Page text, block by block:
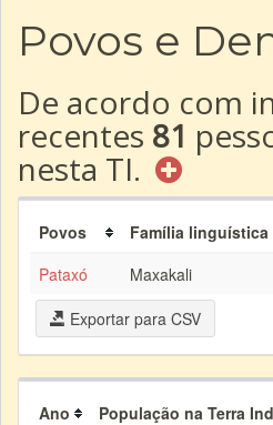
Povos e
De acordo com
recentes 81
nesta TI.
Povos Família linguística
Pataxó
Maxakali
Exportar para CSV
Ano População na Terra